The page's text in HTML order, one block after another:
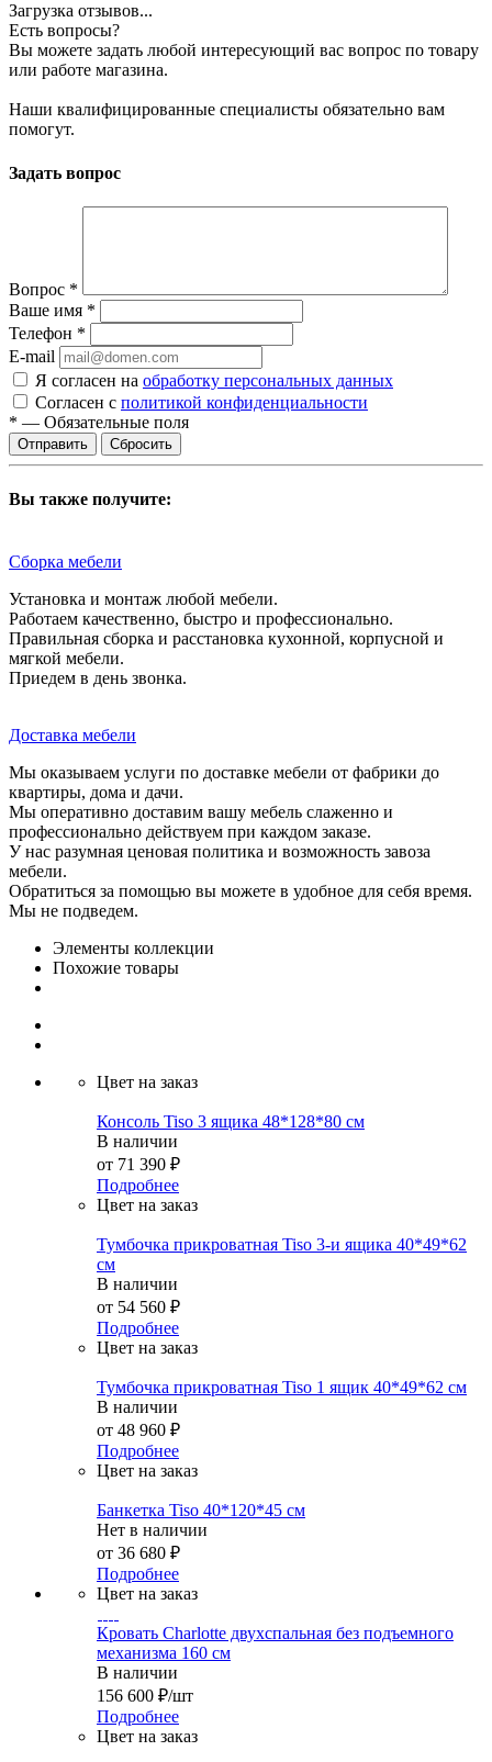
Загрузка отзывов...
Есть вопросы?
Вы можете задать любой интересующий вас вопрос по товару
или работе магазина.
Наши квалифицированные специалисты обязательно вам
помогут.
Задать вопрос
Вопрос *
Ваше имя *
Телефон *
E-mail
Я согласен на обработку персональных данных
Согласен с политикой конфиденциальности
* — Обязательные поля
Сбросить
Вы также получите:
Сборка мебели
Установка и монтаж любой мебели.
Работаем качественно, быстро и профессионально.
Правильная сборка и расстановка кухонной, корпусной и
мягкой мебели.
Приедем в день звонка.
Доставка мебели
Мы оказываем услуги по доставке мебели от фабрики до
квартиры, дома и дачи.
Мы оперативно доставим вашу мебель слаженно и
профессионально действуем при каждом заказе.
У нас разумная ценовая политика и возможность завоза
мебели.
Обратиться за помощью вы можете в удобное для себя время.
Мы не подведем.
Элементы коллекции
Похожие товары
Цвет на заказ
Консоль Tiso 3 ящика 48*128*80 см
В наличии
от 71 390 ₽
Подробнее
Цвет на заказ
Тумбочка прикроватная Tiso 3-и ящика 40*49*62
см
В наличии
от 54 560 ₽
Подробнее
Цвет на заказ
Тумбочка прикроватная Tiso 1 ящик 40*49*62 см
В наличии
от 48 960 ₽
Подробнее
Цвет на заказ
Банкетка Tiso 40*120*45 см
Нет в наличии
от 36 680 ₽
Подробнее
Цвет на заказ
Кровать Charlotte двухспальная без подъемного
механизма 160 см
В наличии
156 600 ₽/шт
Подробнее
Цвет на заказ